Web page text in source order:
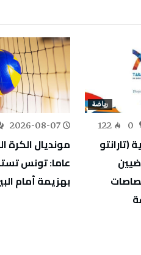
رياضة
122
(تارانتو
2026-08-07
عاما: تونس
بهزيمة أمام